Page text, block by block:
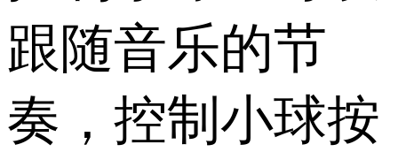
跟随音乐的节
奏，控制小球按